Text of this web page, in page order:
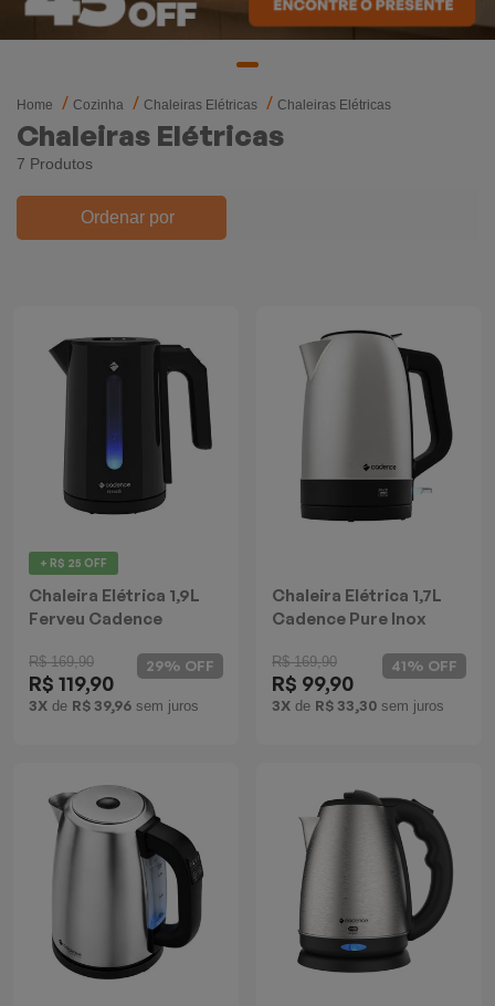
Home Cozinha Chaleiras Elétricas Chaleiras Elétricas
Chaleiras Elétricas
7 Produtos
Ordenar por
+ R$ 25 OFF
Chaleira Elétrica 1,9L
Ferveu Cadence
R$ 169,90
R$ 119,90
3X de R$ 39,96 sem juros
29% OFF
Chaleira Elétrica 1,7L
Cadence Pure Inox
R$ 169,90
R$ 99,90
3X de R$ 33,30 sem juros
41% OFF
Mixers
Coifas
Panelas Elétricas
Máquina de Waffle
Bebedouros
Batedeiras